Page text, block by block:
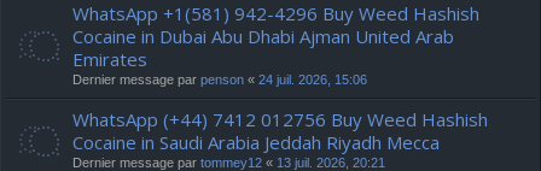
WhatsApp +1(581) 942-4296 Buy Weed Hashish
Cocaine in Dubai Abu Dhabi Ajman United Arab
Emirates
Dernier message par penson « 24 juil. 2026, 15:06
WhatsApp (+44) 7412 012756 Buy Weed Hashish
Cocaine in Saudi Arabia Jeddah Riyadh Mecca
Dernier message par tommey12 « 13 juil. 2026, 20:21